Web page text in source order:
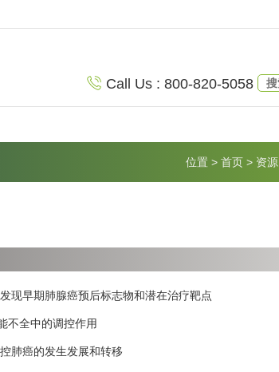
Call Us : 800-820-5058
位置 > 首页 > 资源
现早期肺腺癌预后标志物和潜在治疗靶点
不全中的调控作用
肺癌的发生发展和转移